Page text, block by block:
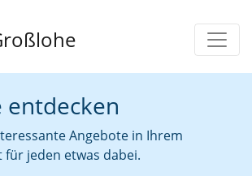
entdecken
Angebote in Ihrem
jeden etwas dabei.